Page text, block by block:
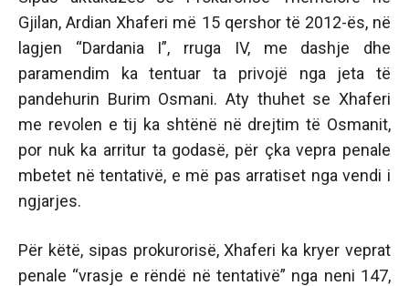
Gjilan, Ardian Xhaferi më 15 qershor të 2012-ës, në
lagjen “Dardania I”, rruga IV, me dashje dhe
paramendim ka tentuar ta privojë nga jeta të
pandehurin Burim Osmani. Aty thuhet se Xhaferi
me revolen e tij ka shtënë në drejtim të Osmanit,
por nuk ka arritur ta godasë, për çka vepra penale
mbetet në tentativë, e më pas arratiset nga vendi i
ngjarjes.
Për këtë, sipas prokurorisë, Xhaferi ka kryer veprat
penale “vrasje e rëndë në tentativë” nga neni 147,